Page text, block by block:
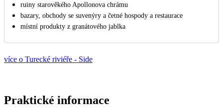
ruiny starověkého Apollonova chrámu
bazary, obchody se suvenýry a četné hospody a restaurace
místní produkty z granátového jablka
více o Turecké riviéře - Side
Praktické informace